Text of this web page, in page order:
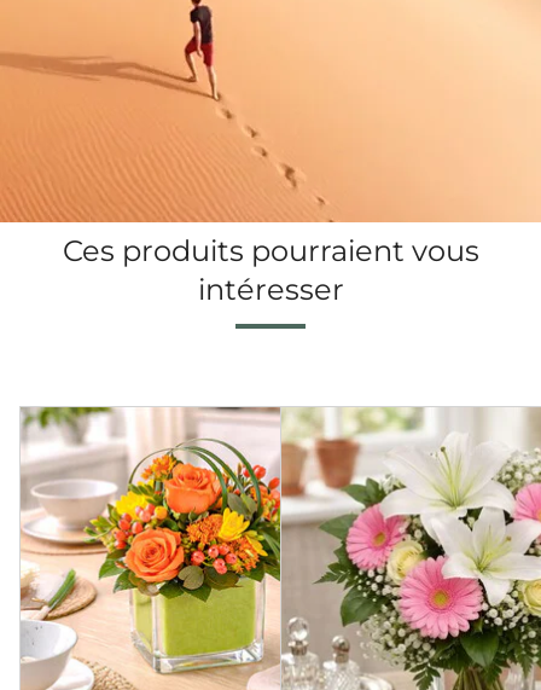
Ces produits pourraient vous
intéresser